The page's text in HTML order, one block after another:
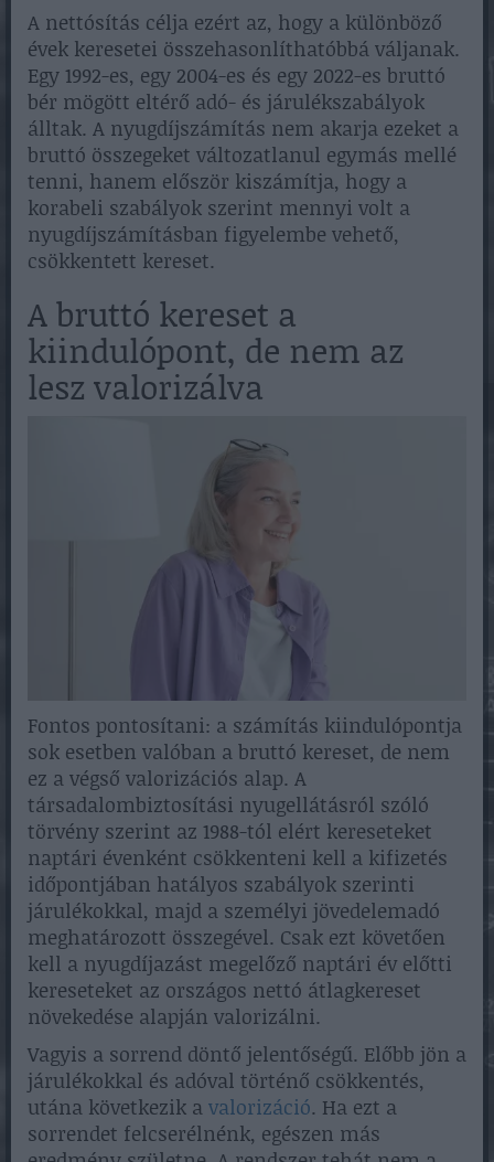
A nettósítás célja ezért az, hogy a különböző
évek keresetei összehasonlíthatóbbá váljanak.
Egy 1992-es, egy 2004-es és egy 2022-es bruttó
bér mögött eltérő adó- és járulékszabályok
álltak. A nyugdíjszámítás nem akarja ezeket a
bruttó összegeket változatlanul egymás mellé
tenni, hanem először kiszámítja, hogy a
korabeli szabályok szerint mennyi volt a
nyugdíjszámításban figyelembe vehető,
csökkentett kereset.
A bruttó kereset a
kiindulópont, de nem az
lesz valorizálva
Fontos pontosítani: a számítás kiindulópontja
sok esetben valóban a bruttó kereset, de nem
ez a végső valorizációs alap. A
társadalombiztosítási nyugellátásról szóló
törvény szerint az 1988-tól elért kereseteket
naptári évenként csökkenteni kell a kifizetés
időpontjában hatályos szabályok szerinti
járulékokkal, majd a személyi jövedelemadó
meghatározott összegével. Csak ezt követően
kell a nyugdíjazást megelőző naptári év előtti
kereseteket az országos nettó átlagkereset
növekedése alapján valorizálni.
Vagyis a sorrend döntő jelentőségű. Előbb jön a
járulékokkal és adóval történő csökkentés,
utána következik avalorizáció. Ha ezt a
sorrendet felcserélnénk, egészen más